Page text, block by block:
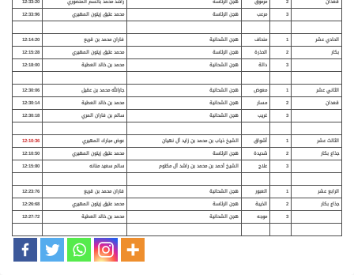
3
مرعب هجن الرئاسة محمد عتيق زيتون المهيري 12:33:96
الحادي عشر 1 منحاف هجن الشحانية فاران محمد بن قريع
12:14:20
بكار
2 الحذرة هجن الرئاسة محمد عتيق زيتون المهيري
12:15:28
3
دالة هجن الشحانية محمد بن خالد العطية 12:18:00
الثاني عشر 1 معوض هجن الشحانية جارالله محمد بن عقيل
12:30:06
قعدان
2 مسار هجن الشحانية محمد بن خالد العطية
12:30:14
3
غريب هجن الشحانية سالم بن فاران المري 12:30:18
الثالث عشر 1 أشواق الشيخ ذياب بن محمد بن زايد آل نهيان عوض مبارك المهيري
12:10:36
جذاع بكار
2 شديدة هجن الرئاسة محمد عتيق زيتون المهيري
12:10:50
3
علاج الشيخ أحمد بن محمد بن راشد آل مكتوم سالم سعيد منانه 12:15:80
الرابع عشر 1 العبور هجن الشحانية فاران محمد بن قريع
12:23:76
جذاع بكار
2 الذيبة هجن الرئاسة محمد عتيق زيتون المهيري
12:26:68
3
موجه هجن الشحانية محمد بن خالد العطية 12:27:72